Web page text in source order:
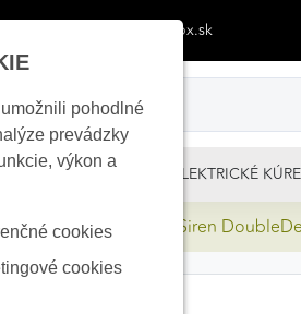
eshop@izimpx.sk
SYSTÉMY ELEKTRICKÉ
AJAX Superior StreetSiren
pohodlné
prevádzky
výkon a
cookies
cookies